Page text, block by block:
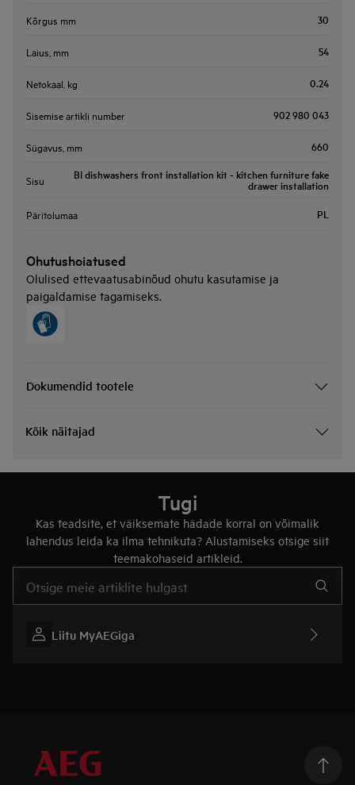
Kõrgus mm 30
Laius, mm 54
Netokaal, kg 0.24
Sisemise artikli number 902 980 043
Sügavus, mm 660
Sisu BI dishwashers front installation kit - kitchen furniture fake
drawer installation
Päritolumaa PL
Ohutushoiatused
Olulised ettevaatusabinõud ohutu kasutamise ja
paigaldamise tagamiseks.
Dokumendid tootele
Kõik näitajad
Tugi
Kas teadsite, et väiksemate hädade korral on võimalik
lahendus leida ka ilma tehnikuta? Alustamiseks otsige siit
teemakohaseid artikleid.
Liitu MyAEGiga